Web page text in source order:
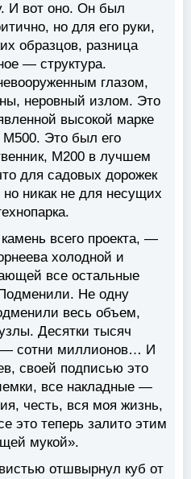
И вот оно. Он был
но для его руки,
образцов, разница
— структура.
глазом,
неровный излом. Это
высокой марке
М500. Это был его
М200 в лучшем
для садовых дорожек
никак не для несущих
всего проекта, —
холодной и
все остальные
Не одну
весь объем,
Десятки тысяч
— сотни миллионов… И
своей подписью это
все накладные —
честь, вся моя жизнь,
это теперь залито этим
мукой».
отшвырнул куб от